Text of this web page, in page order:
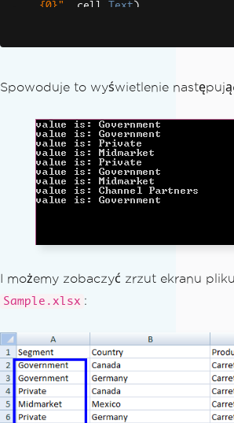
{0}"
cell Text )
Spowoduje to wyświetlenie
I możemy zobaczyć zrzut ekranu
Sample.xlsx :